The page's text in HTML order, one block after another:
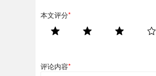
本文评分*
评论内容*